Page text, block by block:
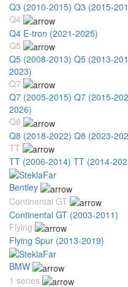
Q3 (2010-2015) Q3 (2015-
Q4
Q4 E-tron (2021-2025)
Q5
Q5 (2008-2013) Q5 (2013-
2023)
Q7
Q7 (2005-2015) Q7 (2015-
2026)
Q8
Q8 (2018-2022) Q8 (2023-
TT
TT (2006-2014) TT (2014-
Bentley
Continental GT
Continental GT (2003-2011)
Flying
Flying Spur (2013-2019)
BMW
1 series